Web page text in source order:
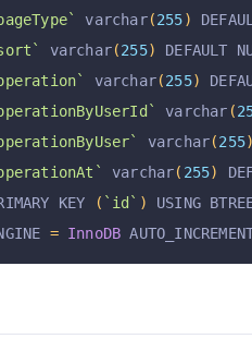
varchar(255)
varchar(255) DEFAULT
varchar(255)
varchar (
varchar(255)
varchar( 255)
KEY
( `id` )
USING
= InnoDB